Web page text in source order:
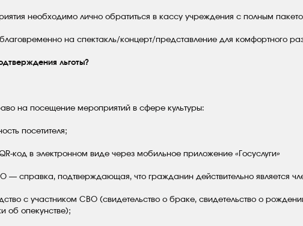
необходимо лично обратиться в кассу учреждения с полным
на спектакль/концерт/представление для комфортного
льготы?
на посещение мероприятий в сфере культуры:
посетителя;
код в электронном виде через мобильное приложение «Госуслуги»
— справка, подтверждающая, что гражданин действительно является
с участником СВО (свидетельство о браке, свидетельство о
об опекунстве);